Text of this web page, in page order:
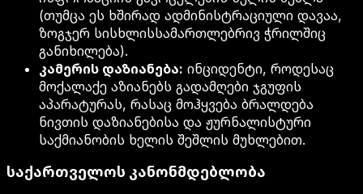
(თუმცა ეს ხშირად ადმინისტრაციული დავაა,
ზოგჯერ სისხლისსამართლებრივ ჭრილშიც
განიხილება).
კამერის დაზიანება: ინციდენტი, როდესაც
მოქალაქე აზიანებს გადამღები ჯგუფის
აპარატურას, რასაც მოჰყვება ბრალდება
ნივთის დაზიანებისა და ჟურნალისტური
საქმიანობის ხელის შეშლის მუხლებით.
საქართველოს კანონმდებლობა